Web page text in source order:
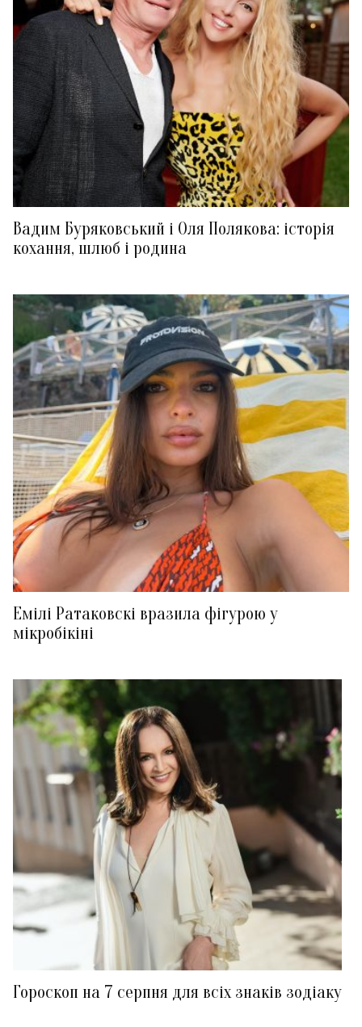
Вадим Буряковський і Оля Полякова: історія
кохання, шлюб і родина
Емілі Ратаковскі вразила фігурою у
мікробікіні
Гороскоп на 7 серпня для всіх знаків зодіаку